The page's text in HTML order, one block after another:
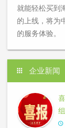
就能轻松买到
的上线，将为
的服务体验。
企业新闻